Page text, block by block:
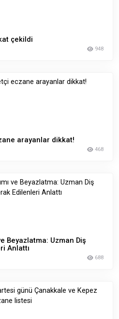
çekildi
948
arayanlar dikkat!
468
Beyazlatma: Uzman Diş
Anlattı
688